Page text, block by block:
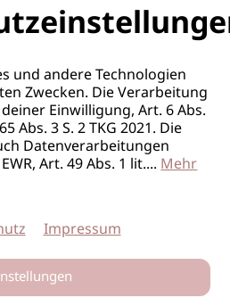
und andere Technologien
Zwecken. Die Verarbeitung
Einwilligung, Art. 6 Abs.
Abs. 3 S. 2 TKG 2021. Die
Datenverarbeitungen
Art. 49 Abs. 1 lit....Mehr
Impressum